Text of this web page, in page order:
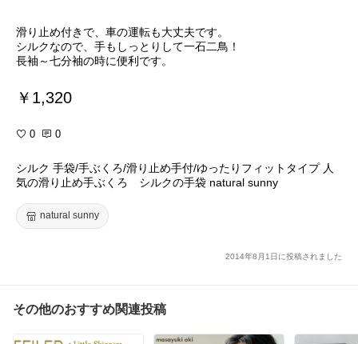
滑り止め付きで、車の運転も大丈夫です。
シルクなので、手もしっとりして一石二鳥！
長袖～七分袖の時に便利です。
￥1,320
0 0
シルク 手袋/手ぶくろ/滑り止め手付/ゆったりフィットタイプ 人
気の滑り止め手ぶくろ シルクの手袋 natural sunny
natural sunny
2014年8月1日に投稿されました
その他のおすすめ関連投稿